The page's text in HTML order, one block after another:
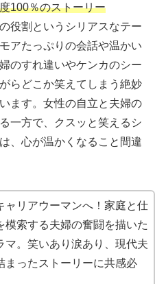
100％のストーリー
役割というシリアスなテー
アたっぷりの会話や温かい
のすれ違いやケンカのシー
らどこか笑えてしまう絶妙
ます。女性の自立と夫婦の
一方で、クスッと笑えるシ
、心が温かくなること間違
ャリアウーマンへ！家庭と仕
模索する夫婦の奮闘を描いた
マ。笑いあり涙あり、現代夫
まったストーリーに共感必